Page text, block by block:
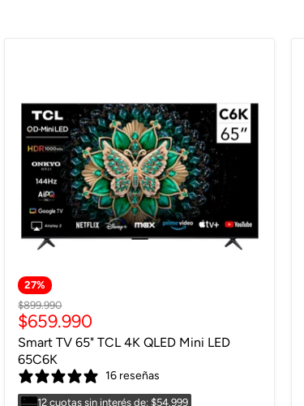
27%
Precio
original
$899.990
Precio
actual
$659.990
Smart TV 65" TCL 4K QLED Mini LED
65C6K
16 reseñas
12 cuotas sin interés de: $54.999